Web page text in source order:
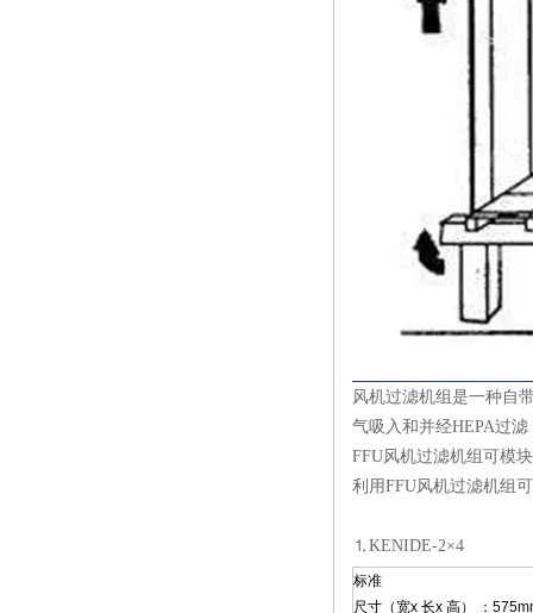
风机过滤机组是一种自
气吸入和并经HEPA过
FFU风机过滤机组可模
利用FFU风机过滤机组
⒈KENIDE-2×4
标准
尺寸（宽x 长x 高） ：